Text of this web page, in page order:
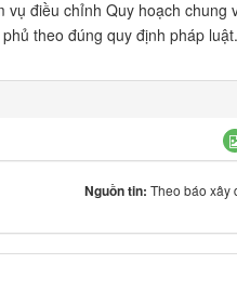
điều chỉnh Quy hoạch chung
theo đúng quy định pháp luật.
Nguồn tin: Theo báo xây